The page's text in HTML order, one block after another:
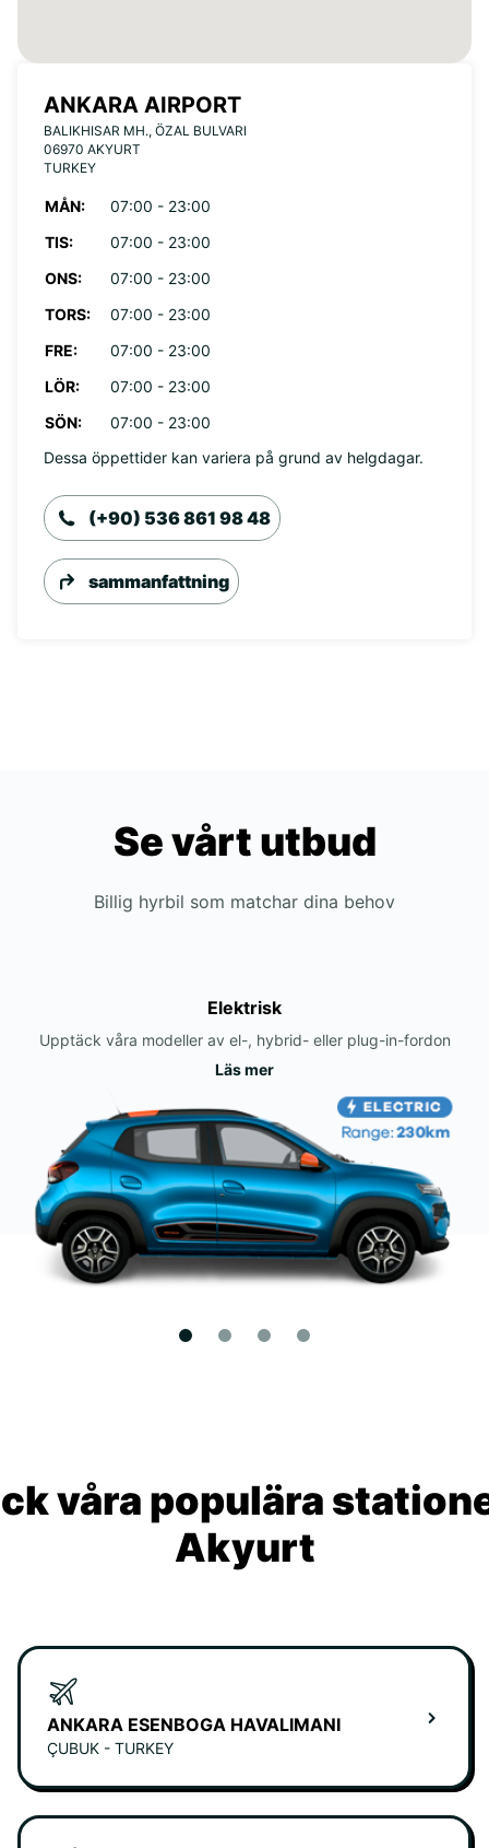
ANKARA AIRPORT
BALIKHISAR MH., ÖZAL BULVARI
06970 AKYURT
TURKEY
MÅN:
07:00 - 23:00
TIS:
07:00 - 23:00
ONS:
07:00 - 23:00
TORS:
07:00 - 23:00
FRE:
07:00 - 23:00
LÖR:
07:00 - 23:00
SÖN:
07:00 - 23:00
Dessa öppettider kan variera på grund av helgdagar.
(+90) 536 861 98 48
sammanfattning
Se vårt utbud
Billig hyrbil som matchar dina behov
Elektrisk
Upptäck våra modeller av el-, hybrid- eller plug-in-fordon
Läs mer
våra populära
Akyurt
ANKARA ESENBOGA HAVALIMANI
ÇUBUK - TURKEY